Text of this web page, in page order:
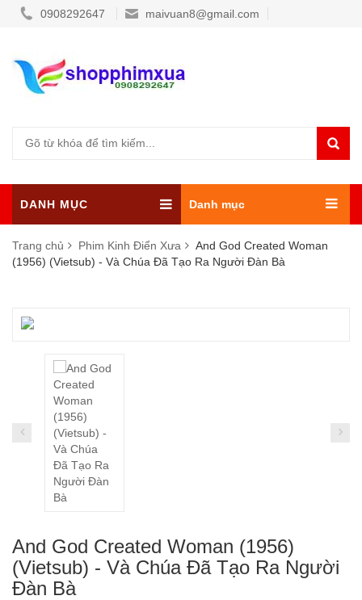
0908292647 maivuan8@gmail.com
DANH MỤC Danh mục
Trang chủ Phim Kinh Điển Xưa
And God Created Woman
(1956) (Vietsub) - Và Chúa Đã Tạo Ra Người Đàn Bà
And God Created Woman (1956)
(Vietsub) - Và Chúa Đã Tạo Ra Người
Đàn Bà